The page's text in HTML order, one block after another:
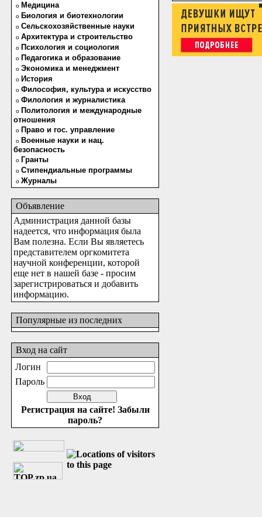
o Медицина
o Биология и биотехнологии
o Сельскохозяйственные науки
o Архитектура и строительство
o Психология и социология
o Педагогика и образование
o Экономика и менеджмент
o История
o Философия, культура и искусство
o Филология и журналистика
o Политология и международные
отношения
o Право и гос. управление
o Военные науки и нац.
безопасность
o Гранты
o Стипендиальные программы
o Журналы
Объявление
Администрация данной базы
надеется, что информация была
Вам полезна. Если Вы являетесь
представителем оргкомитета
научной конференции, которой
еще нет в нашей базе - просим
зарегистрироваться и добавить
информацию.
Популярные из последних
Вход на сайт
Логин
Пароль
Регистрация на сайте! Забыли
пароль?